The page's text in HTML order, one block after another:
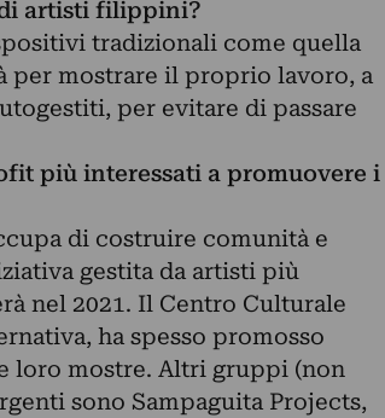
di artisti filippini?
tradizionali come quella
per mostrare il proprio lavoro, a
per evitare di passare
più interessati a promuovere i
di costruire comunità e
gestita da artisti più
nel 2021. Il Centro Culturale
ha spesso promosso
loro mostre. Altri gruppi (non
sono Sampaguita Projects,